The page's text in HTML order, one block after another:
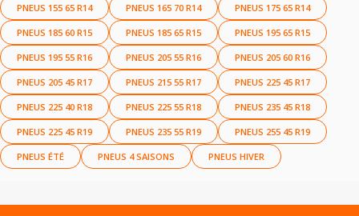
PNEUS 155 65 R14 PNEUS 165 70 R14 PNEUS 175 65 R14
PNEUS 185 60 R15 PNEUS 185 65 R15 PNEUS 195 65 R15
PNEUS 195 55 R16 PNEUS 205 55 R16 PNEUS 205 60 R16
PNEUS 205 45 R17 PNEUS 215 55 R17 PNEUS 225 45 R17
PNEUS 225 40 R18 PNEUS 225 55 R18 PNEUS 235 45 R18
PNEUS 225 45 R19 PNEUS 235 55 R19 PNEUS 255 45 R19
PNEUS ÉTÉ PNEUS 4 SAISONS PNEUS HIVER